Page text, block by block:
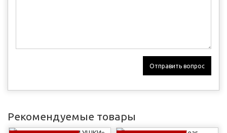
Отправить вопрос
Рекомендуемые товары